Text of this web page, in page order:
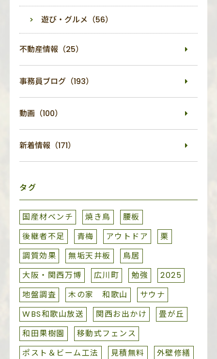
遊び・グルメ（56）
不動産情報（25）
事務員ブログ（193）
動画（100）
新着情報（171）
タグ
国産材ベンチ 焼き鳥
腰板
後継者不足
青梅 アウトドア
栗
調質効果
無垢天井板
鳥居
大阪・関西万博
広川町 勉強
2025
地盤調査
木の家 和歌山
サウナ
WBS和歌山放送
関西お出かけ
畳が丘
和田果樹園
移動式フェンス
ポスト＆ビーム工法
見積無料
外壁修繕